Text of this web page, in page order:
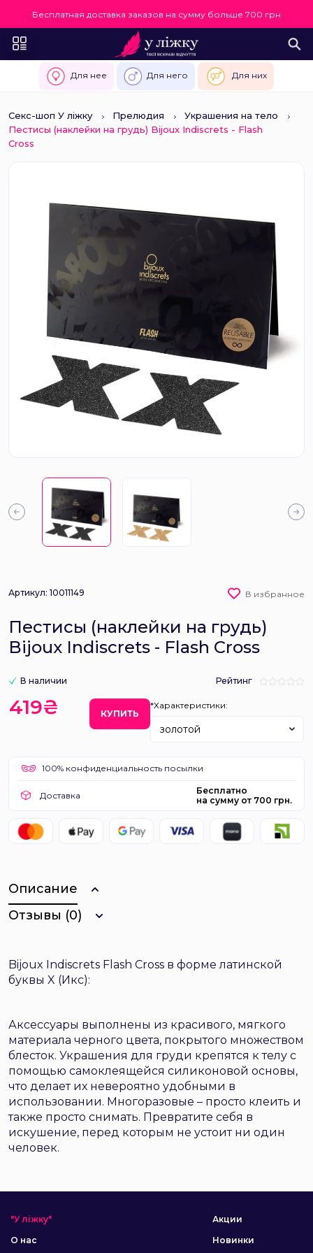
Бесплатная доставка заказов на сумму больше 700 грн
Для нее Для него Для них
Секс-шоп У ліжку Прелюдия
Украшения на тело
Пестисы (наклейки на грудь) Bijoux Indiscrets - Flash
Cross
Артикул: 10011149 В избранное
Пестисы (наклейки на грудь)
Bijoux Indiscrets - Flash Cross
В наличии Рейтинг
419₴ КУПИТЬ
*Характеристики:
золотой
100% конфиденциальность посылки
Доставка
Бесплатно
на сумму от 700 грн.
Описание
Отзывы (0)
Bijoux Indiscrets Flash Cross в форме латинской
буквы X (Икс):
Аксессуары выполнены из красивого, мягкого
материала черного цвета, покрытого множеством
блесток. Украшения для груди крепятся к телу с
помощью самоклеящейся силиконовой основы,
что делает их невероятно удобными в
использовании. Многоразовые – просто клеить и
также просто снимать. Превратите себя в
искушение, перед которым не устоит ни один
человек.
"У ліжку"
О нас
Акции
Новинки